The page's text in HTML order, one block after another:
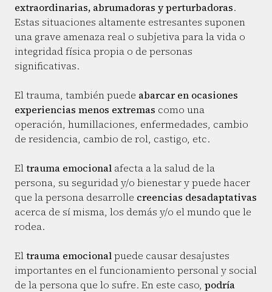
extraordinarias, abrumadoras y perturbadoras.
Estas situaciones altamente estresantes suponen
una grave amenaza real o subjetiva para la vida o
integridad física propia o de personas
significativas.
El trauma, también puede abarcar en ocasiones
experiencias menos extremas como una
operación, humillaciones, enfermedades, cambio
de residencia, cambio de rol, castigo, etc.
Eltrauma emocional afecta a la salud de la
persona, su seguridad y/o bienestar y puede hacer
que la persona desarrolle creencias desadaptativas
acerca de sí misma, los demás y/o el mundo que le
rodea.
Eltrauma emocionalpuede causar desajustes
importantes en el funcionamiento personal y social
de la persona que lo sufre. En este caso, podría